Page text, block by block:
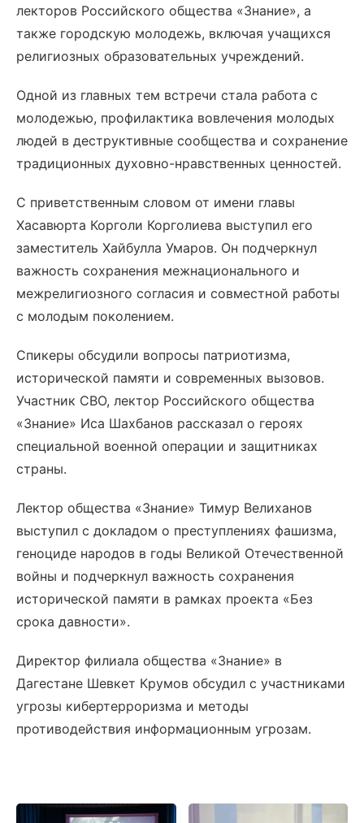
лекторов Российского общества «Знание», а
также городскую молодежь, включая учащихся
религиозных образовательных учреждений.
Одной из главных тем встречи стала работа с
молодежью, профилактика вовлечения молодых
людей в деструктивные сообщества и сохранение
традиционных духовно-нравственных ценностей.
С приветственным словом от имени главы
Хасавюрта Корголи Корголиева выступил его
заместитель Хайбулла Умаров. Он подчеркнул
важность сохранения межнационального и
межрелигиозного согласия и совместной работы
с молодым поколением.
Спикеры обсудили вопросы патриотизма,
исторической памяти и современных вызовов.
Участник СВО, лектор Российского общества
«Знание» Иса Шахбанов рассказал о героях
специальной военной операции и защитниках
страны.
Лектор общества «Знание» Тимур Велиханов
выступил с докладом о преступлениях фашизма,
геноциде народов в годы Великой Отечественной
войны и подчеркнул важность сохранения
исторической памяти в рамках проекта «Без
срока давности».
Директор филиала общества «Знание» в
Дагестане Шевкет Крумов обсудил с участниками
угрозы кибертерроризма и методы
противодействия информационным угрозам.